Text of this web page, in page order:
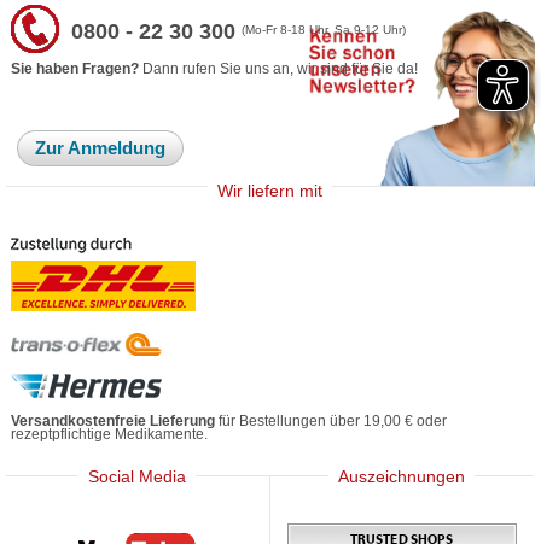
0800 - 22 30 300(Mo-Fr 8-18 Uhr, Sa 9-12 Uhr)
Sie haben Fragen? Dann rufen Sie uns an, wir sind für Sie da!
Zur Anmeldung
Wir liefern mit
Versandkostenfreie Lieferung für Bestellungen über 19,00 € oder
rezeptpflichtige Medikamente.
Social Media
Mediherz
Auszeichnungen